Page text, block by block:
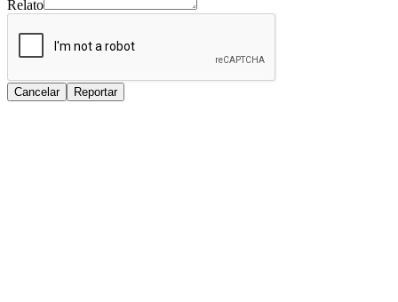
Relato
Cancelar Reportar